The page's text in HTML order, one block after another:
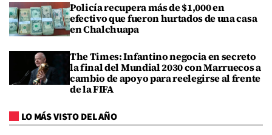
Policía recupera más de $1,000 en
efectivo que fueron hurtados de una casa
en Chalchuapa
The Times: Infantino negocia en secreto
la final del Mundial 2030 con Marruecos a
cambio de apoyo para reelegirse al frente
de la FIFA
LO MÁS VISTO DEL AÑO